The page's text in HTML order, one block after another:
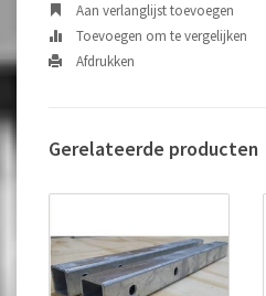
Aan verlanglijst toevoegen
Toevoegen om te vergelijken
Afdrukken
Gerelateerde producten